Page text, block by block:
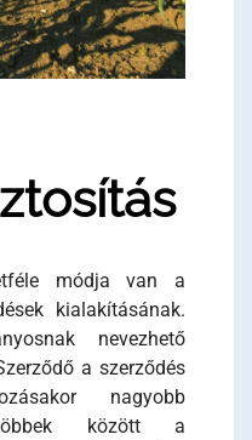
módja van a
kialakításának.
nevezhető
a szerződés
nagyobb
között a